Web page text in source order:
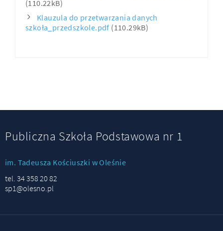
(110.22kB)
Klauzula do przetwarzania danych
szkoła_przedszkole.pdf (110.29kB)
Publiczna Szkoła Podstawowa nr 1
im. Tadeusza Kościuszki w Oleśnie
tel. 34 358 20 82
sp1@olesno.pl